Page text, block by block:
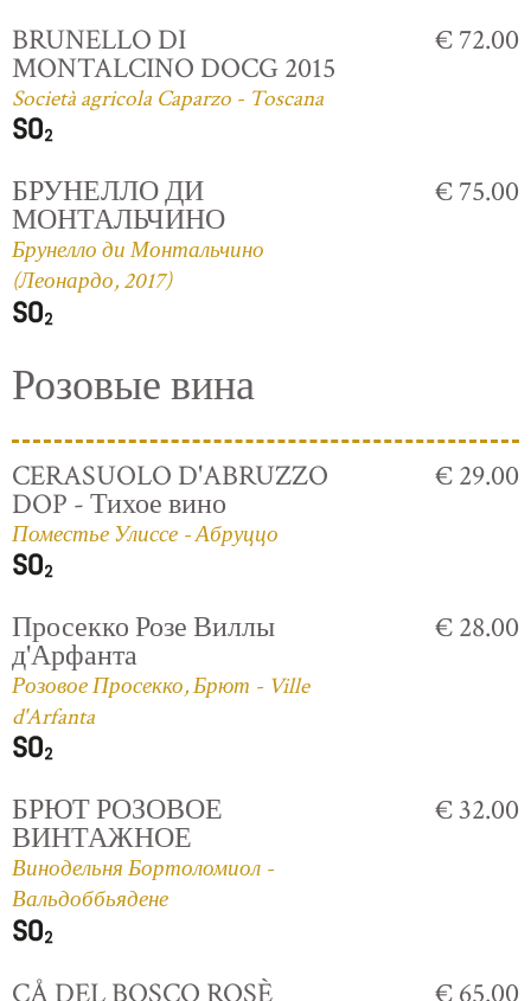
BRUNELLO DI
MONTALCINO DOCG 2015
Società agricola Caparzo - Toscana
€ 72.00
БРУНЕЛЛО ДИ
МОНТАЛЬЧИНО
Брунелло ди Монтальчино
(Леонардо, 2017)
€ 75.00
Розовые вина
CERASUOLO D'ABRUZZO
DOP - Тихое вино
Поместье Улиссе - Абруццо
€ 29.00
Просекко Розе Виллы
д'Арфанта
Розовое Просекко, Брют - Ville
d'Arfanta
€ 28.00
БРЮТ РОЗОВОЕ
ВИНТАЖНОЕ
Винодельня Бортоломиол -
Вальдоббьядене
€ 32.00
CÅ DEL BOSCO ROSÈ € 65.00